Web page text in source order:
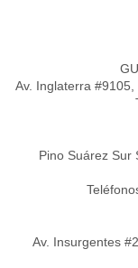
Av. Inglaterra
Pino Suárez Sur
Av. Insurgentes